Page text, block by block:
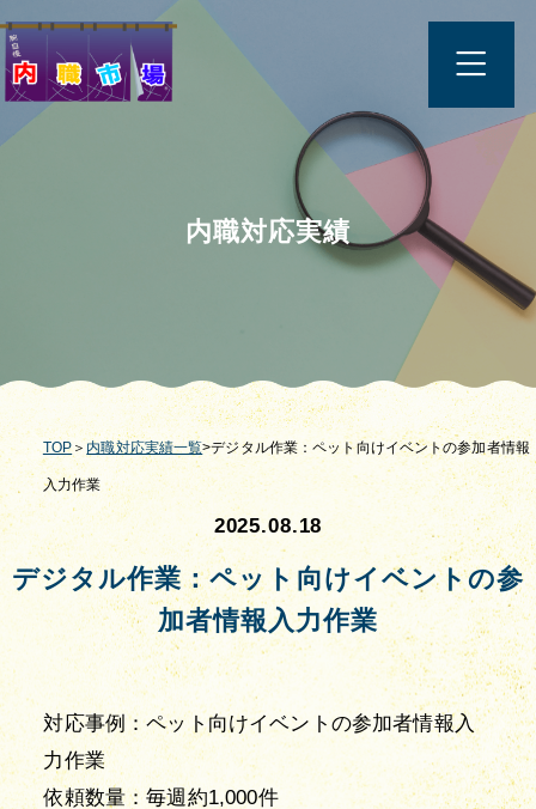
内職対応実績
TOP ＞ 内職対応実績一覧>デジタル作業：ペット向けイベントの参加者情報
入力作業
2025.08.18
デジタル作業：ペット向けイベントの参
加者情報入力作業
対応事例：ペット向けイベントの参加者情報入
力作業
依頼数量：毎週約1,000件